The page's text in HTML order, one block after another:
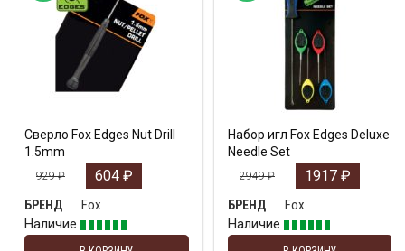
Сверло Fox Edges Nut Drill
1.5mm
929₽ 604 ₽
БРЕНД
Fox
Наличие
Набор игл Fox Edges Deluxe
Needle Set
2949₽ 1917 ₽
БРЕНД
Fox
Наличие